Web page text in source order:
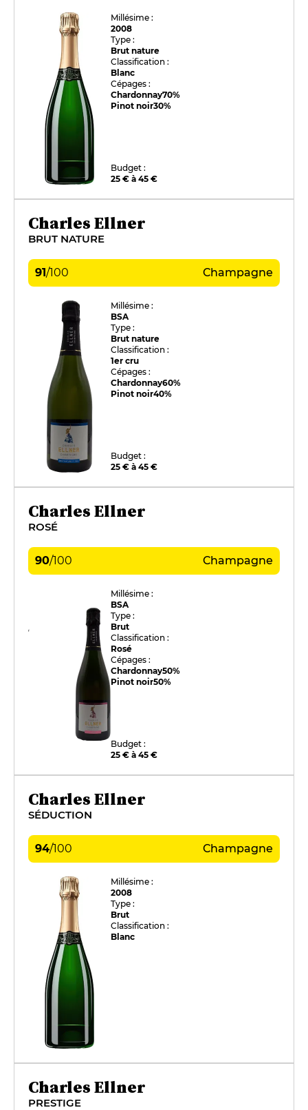
Millésime :
2008
Type :
Brut nature
Classification :
Blanc
Cépages :
Chardonnay70%
Pinot noir30%
Budget :
25 € à 45 €
Charles Ellner
BRUT NATURE
91/100 Champagne
Millésime :
BSA
Type :
Brut nature
Classification :
1er cru
Cépages :
Chardonnay60%
Pinot noir40%
Budget :
25 € à 45 €
Charles Ellner
ROSÉ
90/100 Champagne
Millésime :
BSA
Type :
Brut
Classification :
Rosé
Cépages :
Chardonnay50%
Pinot noir50%
Budget :
25 € à 45 €
Charles Ellner
SÉDUCTION
94/100 Champagne
Millésime :
2008
Type :
Brut
Classification :
Blanc
Charles Ellner
PRESTIGE